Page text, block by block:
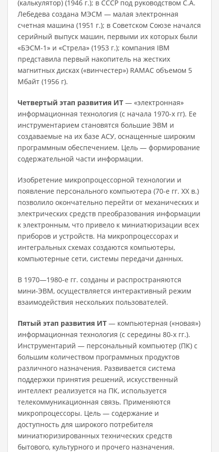
(калькулятор) (1946 г.); в СССР под руководством С.А.
Лебедева создана МЭСМ — малая электронная
счетная машина (1951 г.); в Советском Союзе начался
серийный выпуск машин, первыми их которых были
«БЭСМ-1» и «Стрела» (1953 г.); компания IBM
представила первый накопитель на жестких
магнитных дисках («винчестер») RAMAC объемом 5
Мбайт (1956 г).
Четвертый этап развития ИТ — «электронная»
информационная технология (с начала 1970-х гг). Ее
инструментарием становятся большие ЭВМ и
создаваемые на их базе АСУ, оснащенные широким
программным обеспечением. Цель — формирование
содержательной части информации.
Изобретение микропроцессорной технологии и
появление персонального компьютера (70-е гг. XX в.)
позволило окончательно перейти от механических и
электрических средств преобразования информации
к электронным, что привело к миниатюризации всех
приборов и устройств. На микропроцессорах и
интегральных схемах создаются компьютеры,
компьютерные сети, системы передачи данных.
В 1970—1980-е гг. созданы и распространяются
мини-ЭВМ, осуществляется интерактивный режим
взаимодействия нескольких пользователей.
Пятый этап развития ИТ — компьютерная («новая»)
информационная технология (с середины 80-х гг.).
Инструментарий — персональный компьютер (ПК) с
большим количеством программных продуктов
различного назначения. Развивается система
поддержки принятия решений, искусственный
интеллект реализуется на ПК, используется
телекоммуникационная связь. Применяются
микропроцессоры. Цель — содержание и
доступность для широкого потребителя
миниатюризированных технических средств
бытового, культурного и прочего назначения.